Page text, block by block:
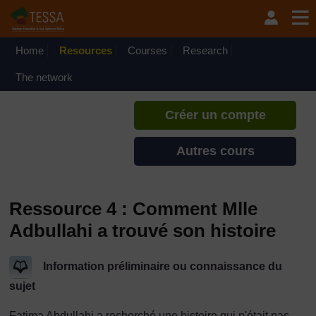
Home Resources Courses Research
The network
Si vous créez un compte, vous
pouvez établir un profil
Créer un compte
Autres cours
Ressource 4 : Comment Mlle
Adbullahi a trouvé son histoire
Information préliminaire ou connaissance du
sujet